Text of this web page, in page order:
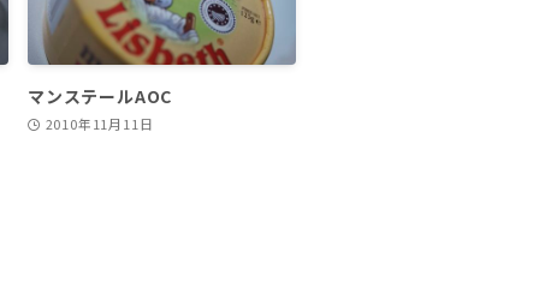
マンステールAOC
2010年11月11日